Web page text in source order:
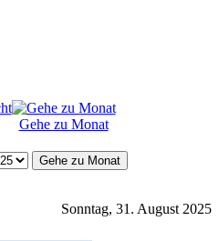
Gehe zu Monat
Gehe zu Monat
Sonntag, 31. August 2025